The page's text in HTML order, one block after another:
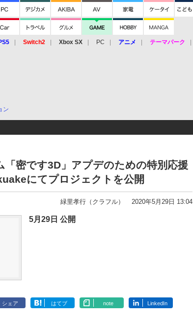
Switch2 Xbox SX PC アニメ テーマパーク
ン
密です3D」アプデのための特別応援
にてプロジェクトを公開
緑里孝行（クラフル） 2020年5月29日 13:04
5月29日 公開
シェア はてブ note LinkedIn